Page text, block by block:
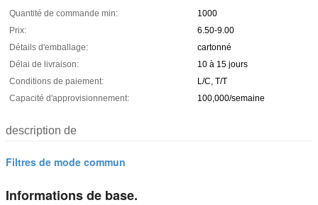
Quantité de commande min:
1000
Prix:
6.50-9.00
Détails d'emballage:
cartonné
Délai de livraison:
10 à 15 jours
Conditions de paiement:
L/C, T/T
Capacité d'approvisionnement:
100,000/semaine
description de
Filtres de mode commun
Informations de base.